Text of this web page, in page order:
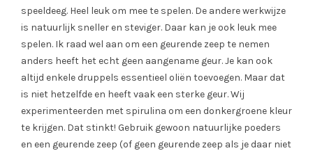
speeldeeg. Heel leuk om mee te spelen. De andere werkwijze
is natuurlijk sneller en steviger. Daar kan je ook leuk mee
spelen. Ik raad wel aan om een geurende zeep te nemen
anders heeft het echt geen aangename geur. Je kan ook
altijd enkele druppels essentieel oliën toevoegen. Maar dat
is niet hetzelfde en heeft vaak een sterke geur. Wij
experimenteerden met spirulina om een donkergroene kleur
te krijgen. Dat stinkt! Gebruik gewoon natuurlijke poeders
en een geurende zeep (of geen geurende zeep als je daar niet